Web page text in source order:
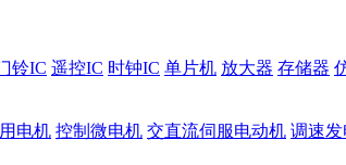
铃IC 遥控IC 时钟IC 单片机 放大器 存储器
电机 控制微电机 交直流伺服电动机 调速